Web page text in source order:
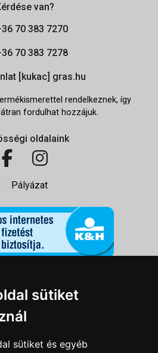
sütiket
sütiket és egyéb
van?
70 383 7270
70 383 7278
[kukac] gras.hu
rendelkeznek, így
fordulhat hozzájuk.
oldalaink
Információk
szerződési feltételek
Impresszum